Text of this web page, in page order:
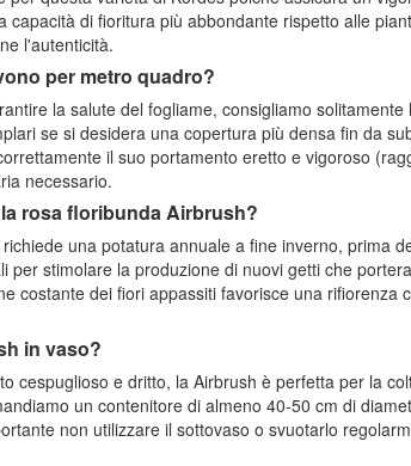
capacità di fioritura più abbondante rispetto alle
l'autenticità.
per metro quadro?
la salute del fogliame, consigliamo
se si desidera una copertura più densa fin da
il suo portamento eretto e vigoroso
necessario.
rosa floribunda Airbrush?
una potatura annuale a fine inverno, prima
per stimolare la produzione di nuovi getti che
costante dei fiori appassiti favorisce una rifiorenza
in vaso?
cespuglioso e dritto, la Airbrush è perfetta per la
un contenitore di almeno 40-50 cm di
non utilizzare il sottovaso o svuotarlo